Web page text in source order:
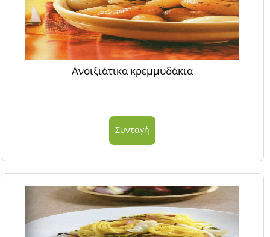
Ανοιξιάτικα κρεμμυδάκια
Συνταγή